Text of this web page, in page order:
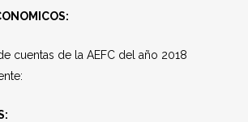
cuentas de la AEFC del año 2018